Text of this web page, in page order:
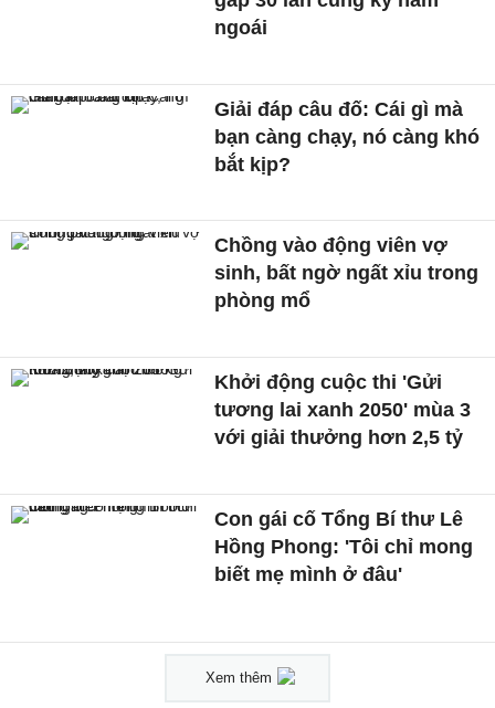
ngoái
Giải đáp câu đố: Cái gì mà
bạn càng chạy, nó càng khó
bắt kịp?
Chồng vào động viên vợ
sinh, bất ngờ ngất xỉu trong
phòng mổ
Khởi động cuộc thi 'Gửi
tương lai xanh 2050' mùa 3
với giải thưởng hơn 2,5 tỷ
Con gái cố Tổng Bí thư Lê
Hồng Phong: 'Tôi chỉ mong
biết mẹ mình ở đâu'
Xem thêm